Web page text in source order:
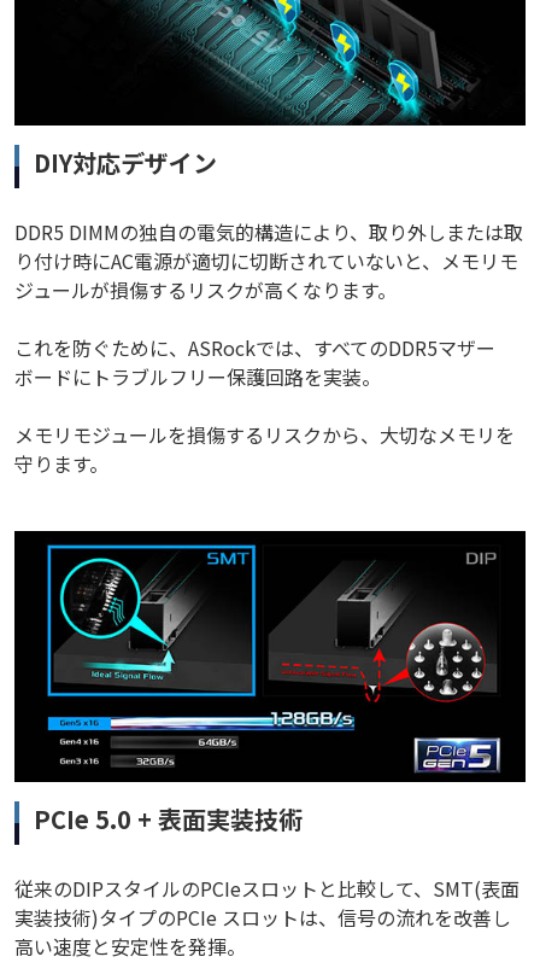
DIY対応デザイン
DDR5 DIMMの独自の電気的構造により、取り外しまたは取
り付け時にAC電源が適切に切断されていないと、メモリモ
ジュールが損傷するリスクが高くなります。
これを防ぐために、ASRockでは、すべてのDDR5マザー
ボードにトラブルフリー保護回路を実装。
メモリモジュールを損傷するリスクから、大切なメモリを
守ります。
PCIe 5.0 + 表面実装技術
従来のDIPスタイルのPCIeスロットと比較して、SMT(表面
実装技術)タイプのPCIe スロットは、信号の流れを改善し
高い速度と安定性を発揮。